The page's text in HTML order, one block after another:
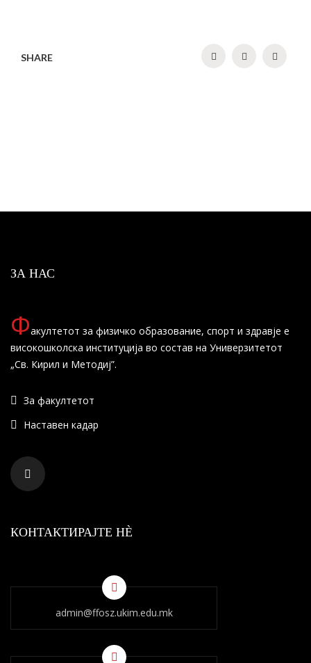
SHARE
ЗА НАС
Факултетот за физичко образование, спорт и здравје е
високошколска институција во состав на Универзитетот
„Св. Кирил и Методиј”.
За факултетот
Наставен кадар
КОНТАКТИРАЈТЕ НÈ
admin@ffosz.ukim.edu.mk